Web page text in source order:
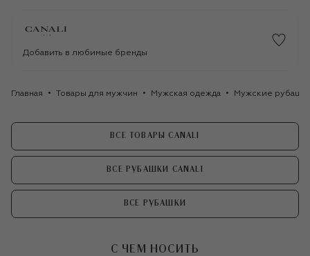
Добавить в любимые бренды
Главная Товары для мужчин Мужская одежда Мужские
ВСЕ ТОВАРЫ CANALI
ВСЕ РУБАШКИ CANALI
ВСЕ РУБАШКИ
С ЧЕМ НОСИТЬ